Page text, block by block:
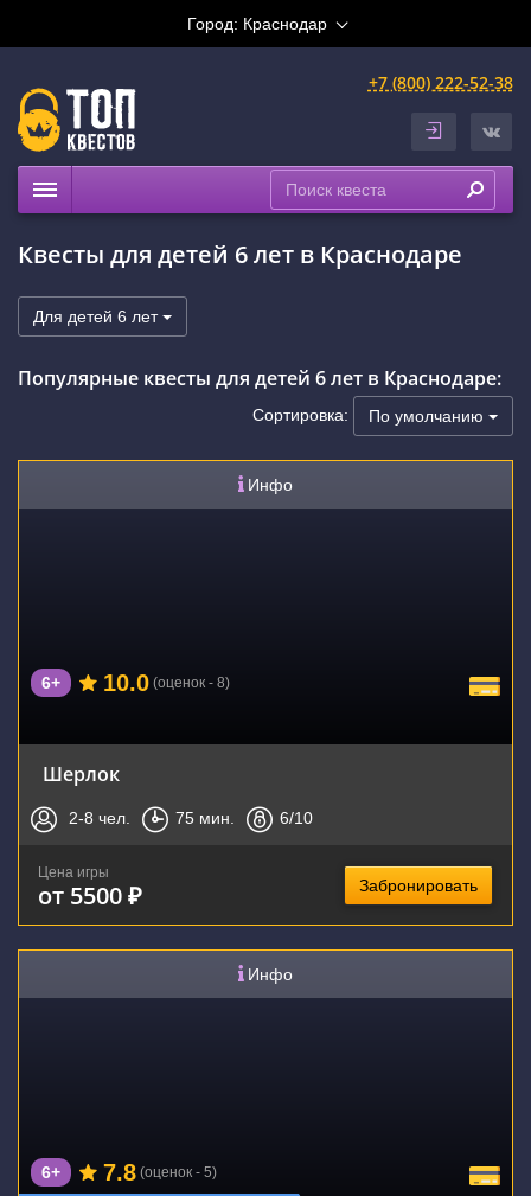
Город: Краснодар
+7 (800) 222-52-38
Выездные
Расписание
Рейтинги
На карте
Квесты для детей 6 лет в Краснодаре
Для детей 6 лет
Популярные квесты для детей 6 лет в Краснодаре:
Сортировка: По умолчанию
Инфо
6+ 10.0 (оценок - 8)
Шерлок
2-8 чел. 75 мин. 6/10
Цена игры
от 5500 ₽ Забронировать
Инфо
6+ 7.8 (оценок - 5)